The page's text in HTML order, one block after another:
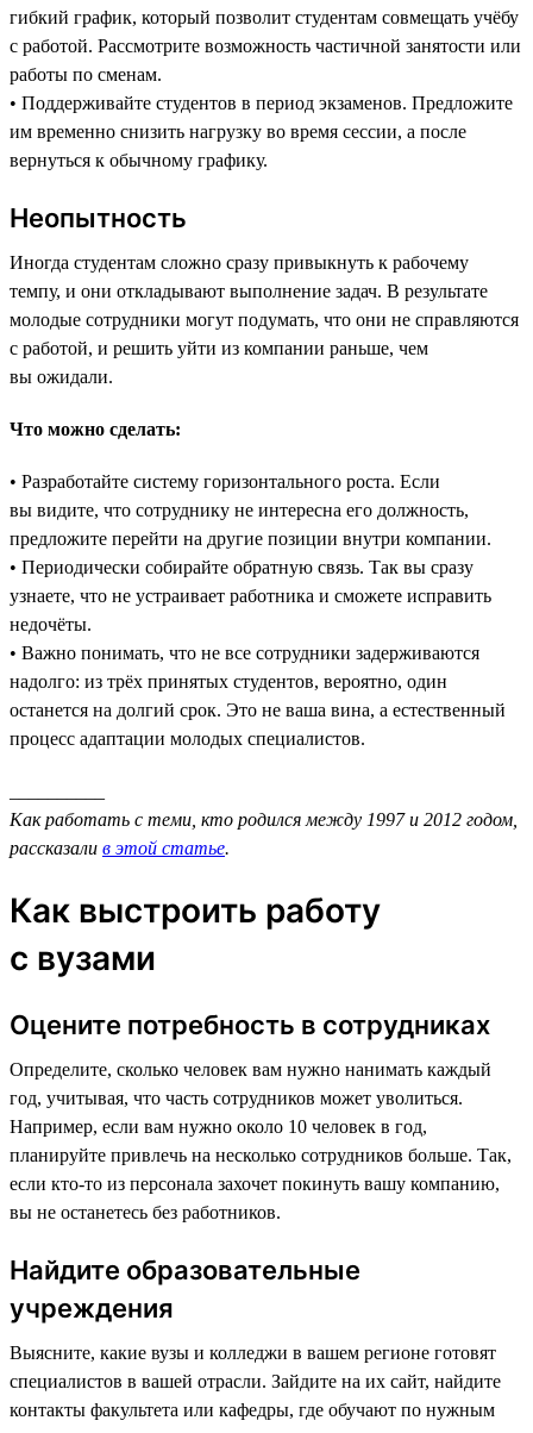
гибкий график, который позволит студентам совмещать учёбу
с работой. Рассмотрите возможность частичной занятости или
работы по сменам.
• Поддерживайте студентов в период экзаменов. Предложите
им временно снизить нагрузку во время сессии, а после
вернуться к обычному графику.
Неопытность
Иногда студентам сложно сразу привыкнуть к рабочему
темпу, и они откладывают выполнение задач. В результате
молодые сотрудники могут подумать, что они не справляются
с работой, и решить уйти из компании раньше, чем
вы ожидали.
Что можно сделать:
• Разработайте систему горизонтального роста. Если
вы видите, что сотруднику не интересна его должность,
предложите перейти на другие позиции внутри компании.
• Периодически собирайте обратную связь. Так вы сразу
узнаете, что не устраивает работника и сможете исправить
недочёты.
• Важно понимать, что не все сотрудники задерживаются
надолго: из трёх принятых студентов, вероятно, один
останется на долгий срок. Это не ваша вина, а естественный
процесс адаптации молодых специалистов.
Как работать с теми, кто родился между 1997 и 2012 годом,
рассказали в этой статье.
Как выстроить работу
с вузами
Оцените потребность в сотрудниках
Определите, сколько человек вам нужно нанимать каждый
год, учитывая, что часть сотрудников может уволиться.
Например, если вам нужно около 10 человек в год,
планируйте привлечь на несколько сотрудников больше. Так,
если кто-то из персонала захочет покинуть вашу компанию,
вы не останетесь без работников.
Найдите образовательные
учреждения
Выясните, какие вузы и колледжи в вашем регионе готовят
специалистов в вашей отрасли. Зайдите на их сайт, найдите
контакты факультета или кафедры, где обучают по нужным